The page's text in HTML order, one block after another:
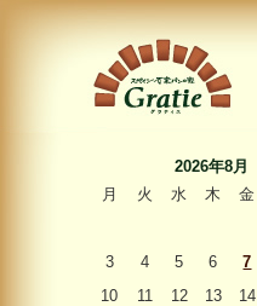
ティエ2026年8月
月
火 水 木 金
3
4 5 6 7
10
11 12 13 14